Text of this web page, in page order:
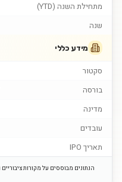
מתחילת השנה (YTD)
שנה
מידע כללי
סקטור
בורסה
מדינה
עובדים
תאריך IPO